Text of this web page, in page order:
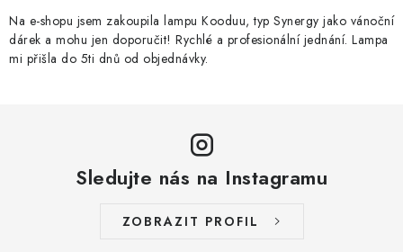
Na e-shopu jsem zakoupila lampu Kooduu, typ Synergy jako vánoční
dárek a mohu jen doporučit! Rychlé a profesionální jednání. Lampa
mi přišla do 5ti dnů od objednávky.
Sledujte nás na Instagramu
ZOBRAZIT PROFIL